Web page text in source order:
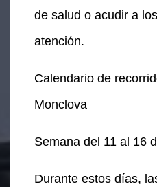
de salud o acudir a
atención.
Calendario de
Monclova
Semana del 11 al 16
Durante estos días,